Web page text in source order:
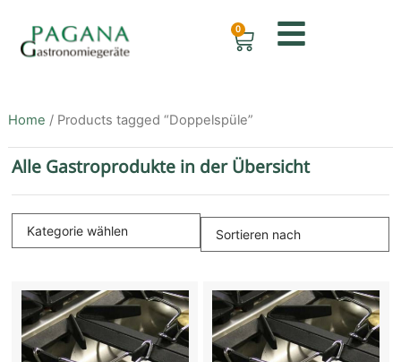
0
Home / Products tagged “Doppelspüle”
Alle Gastroprodukte in der Übersicht